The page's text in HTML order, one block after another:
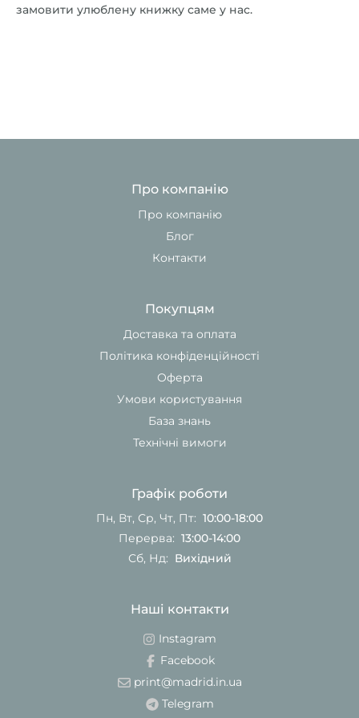
замовити улюблену книжку саме у нас.
Про компанію
Про компанію
Блог
Контакти
Покупцям
Доставка та оплата
Політика конфіденційності
Оферта
Умови користування
База знань
Технічні вимоги
Графік роботи
Пн, Вт, Ср, Чт, Пт: 10:00-18:00
Перерва: 13:00-14:00
Сб, Нд: Вихідний
Наші контакти
Instagram
Facebook
print@madrid.in.ua
Telegram